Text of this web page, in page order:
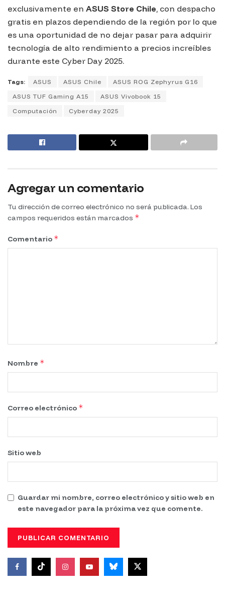
exclusivamente en ASUS Store Chile, con despacho
gratis en plazos dependiendo de la región por lo que
es una oportunidad de no dejar pasar para adquirir
tecnología de alto rendimiento a precios increíbles
durante este Cyber Day 2025.
Tags: ASUS ASUS Chile
ASUS ROG Zephyrus G16
ASUS TUF Gaming A15
ASUS Vivobook 15
Computación
Cyberday 2025
Agregar un comentario
Tu dirección de correo electrónico no será publicada. Los
campos requeridos están marcados *
Comentario *
Nombre *
Correo electrónico *
Sitio web
Guardar mi nombre, correo electrónico y sitio web en
este navegador para la próxima vez que comente.